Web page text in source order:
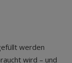
werden
wird – und